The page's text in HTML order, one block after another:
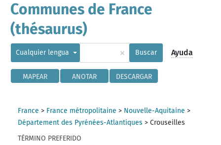
Communes de France
(thésaurus)
Cualquier lengua × Buscar Ayuda
MAPEAR ANOTAR DESCARGAR
France > France métropolitaine > Nouvelle-Aquitaine >
Département des Pyrénées-Atlantiques >Crouseilles
TÉRMINO PREFERIDO